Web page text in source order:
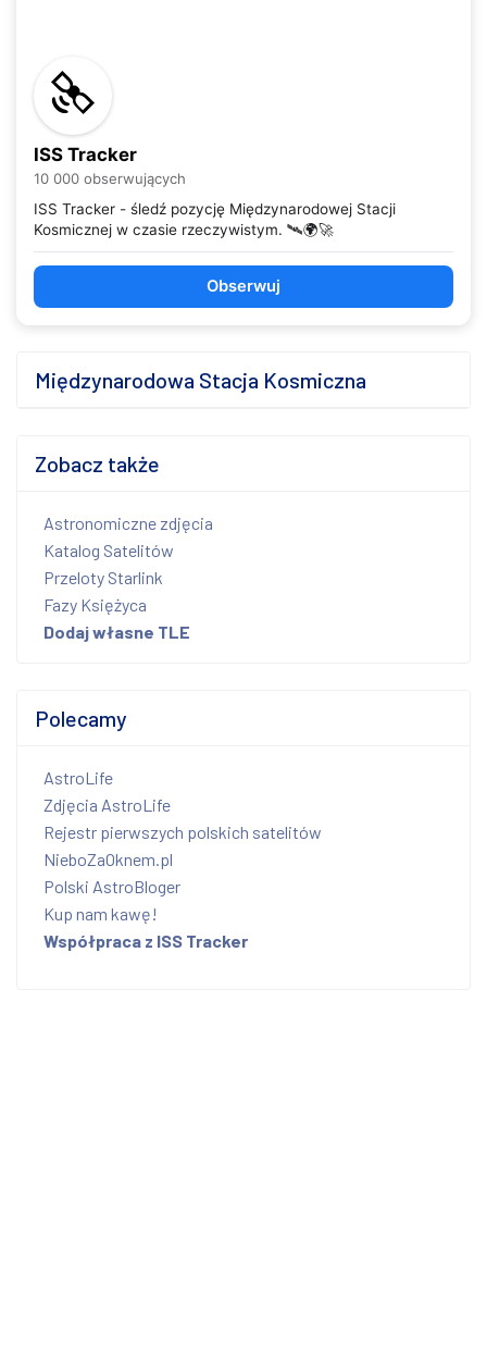
ISS Tracker
10 000 obserwujących
ISS Tracker - śledź pozycję Międzynarodowej Stacji
Kosmicznej w czasie rzeczywistym. 🛰️🌍🚀
Obserwuj
Międzynarodowa Stacja Kosmiczna
Zobacz także
Astronomiczne zdjęcia
Katalog Satelitów
Przeloty Starlink
Fazy Księżyca
Dodaj własne TLE
Polecamy
AstroLife
Zdjęcia AstroLife
Rejestr pierwszych polskich satelitów
NieboZaOknem.pl
Polski AstroBloger
Kup nam kawę!
Współpraca z ISS Tracker